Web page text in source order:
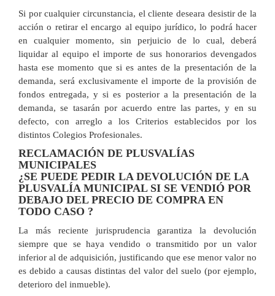
Si por cualquier circunstancia, el cliente deseara desistir de la
acción o retirar el encargo al equipo jurídico, lo podrá hacer
en cualquier momento, sin perjuicio de lo cual, deberá
liquidar al equipo el importe de sus honorarios devengados
hasta ese momento que si es antes de la presentación de la
demanda, será exclusivamente el importe de la provisión de
fondos entregada, y si es posterior a la presentación de la
demanda, se tasarán por acuerdo entre las partes, y en su
defecto, con arreglo a los Criterios establecidos por los
distintos Colegios Profesionales.
RECLAMACIÓN DE PLUSVALÍAS
MUNICIPALES
¿SE PUEDE PEDIR LA DEVOLUCIÓN DE LA
PLUSVALÍA MUNICIPAL SI SE VENDIÓ POR
DEBAJO DEL PRECIO DE COMPRA EN
TODO CASO ?
La más reciente jurisprudencia garantiza la devolución
siempre que se haya vendido o transmitido por un valor
inferior al de adquisición, justificando que ese menor valor no
es debido a causas distintas del valor del suelo (por ejemplo,
deterioro del inmueble).